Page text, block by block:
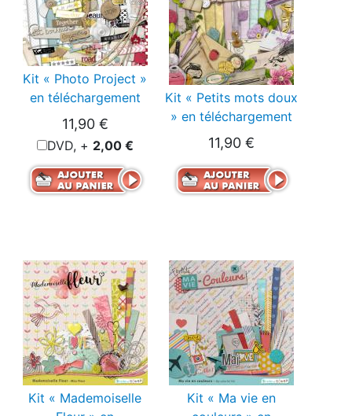
Kit « Photo Project »
en téléchargement
11,90 €
DVD, + 2,00 €
Kit « Petits mots doux
» en téléchargement
11,90 €
Kit « Mademoiselle
Kit « Ma vie en